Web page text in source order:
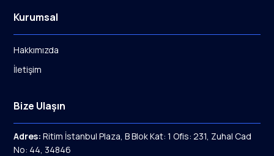
Kurumsal
Hakkımızda
İletişim
Bize Ulaşın
Adres: Ritim İstanbul Plaza, B Blok Kat: 1 Ofis: 231, Zuhal Cad
No: 44, 34846